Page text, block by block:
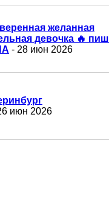
желанная
девочка 🔥
- 28 июн 2026
июн 2026